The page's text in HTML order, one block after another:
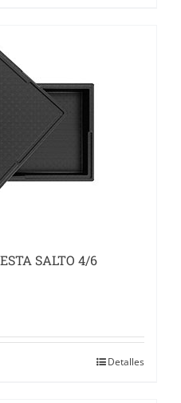
SALTO 4/6
Detalles